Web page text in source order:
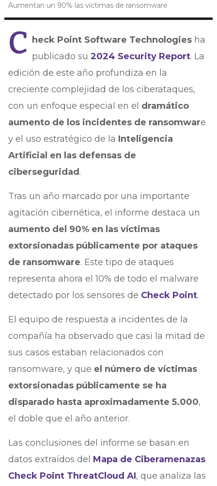
Aumentan un 90% las víctimas de ransomware
C heck Point Software Technologies ha
publicado su2024 Security Report. La
edición de este año profundiza en la
creciente complejidad de los ciberataques,
con un enfoque especial en el dramático
aumento de los incidentes de ransomware
y el uso estratégico de la Inteligencia
Artificial en las defensas de
ciberseguridad .
Tras un año marcado por una importante
agitación cibernética, el informe destaca un
aumento del 90% en las víctimas
extorsionadas públicamente por ataques
de ransomware. Este tipo de ataques
representa ahora el 10% de todo el malware
detectado por los sensores de Check Point.
El equipo de respuesta a incidentes de la
compañía ha observado que casi la mitad de
sus casos estaban relacionados con
ransomware, y que el número de víctimas
extorsionadas públicamente se ha
disparado hasta aproximadamente 5.000,
el doble que el año anterior.
Las conclusiones del informe se basan en
datos extraídos del Mapa de Ciberamenazas
Check Point ThreatCloud AI, que analiza las